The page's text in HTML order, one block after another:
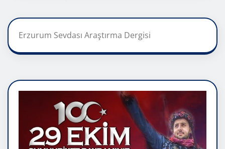
Erzurum Sevdası Araştırma Dergisi